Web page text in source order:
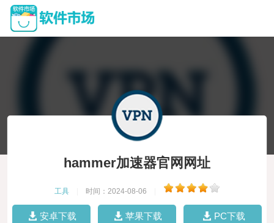
hammer加速器官网网址
工具 时间：2024-08-06
安卓下载 苹果下载 PC下载